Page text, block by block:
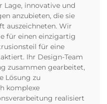
Lage, innovative und
anzubieten, die sie
auszeichneten. Wir
für einen einzigartig
für eine
Ihr Design-Team
zusammen gearbeitet,
Lösung zu
komplexe
realisiert